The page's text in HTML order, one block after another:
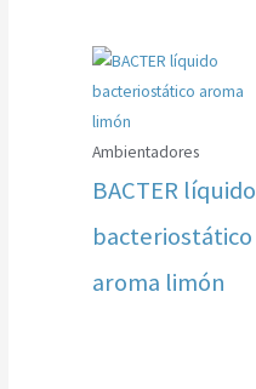
Ambientadores
BACTER líquido
bacteriostático
aroma limón